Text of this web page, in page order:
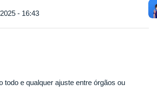
- 16:43
todo e qualquer ajuste entre órgãos ou